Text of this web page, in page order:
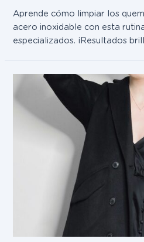
Aprende cómo limpiar los
acero inoxidable con esta
especializados. ¡Resultados